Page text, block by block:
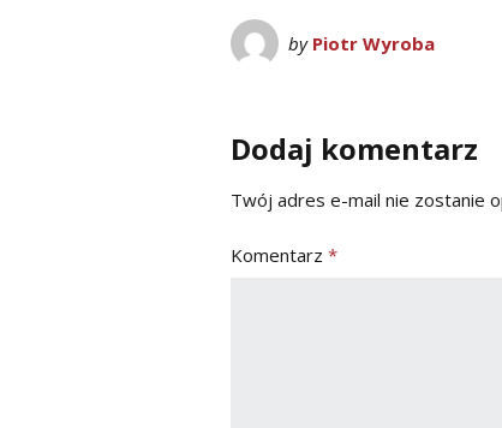
by Piotr Wyroba
Dodaj komentarz
Twój adres e-mail nie zostanie
Komentarz *